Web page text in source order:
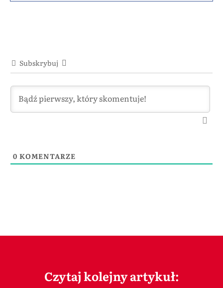
Subskrybuj
0 KOMENTARZE
Czytaj kolejny artykuł: